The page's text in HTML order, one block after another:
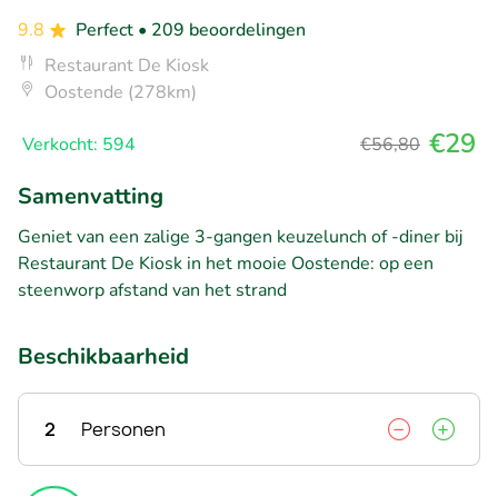
9.8 Perfect • 209 beoordelingen
Restaurant De Kiosk
Oostende (278km)
Verkocht: 594 €56,80 €29
Samenvatting
Geniet van een zalige 3-gangen keuzelunch of -diner bij
Restaurant De Kiosk in het mooie Oostende: op een
steenworp afstand van het strand
Beschikbaarheid
2 Personen